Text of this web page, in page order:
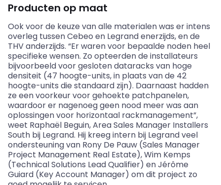
Producten op maat
Ook voor de keuze van alle materialen was er intens
overleg tussen Cebeo en Legrand enerzijds, en de
THV anderzijds. “Er waren voor bepaalde noden heel
specifieke wensen. Zo opteerden de installateurs
bijvoorbeeld voor gesloten dataracks van hoge
densiteit (47 hoogte-units, in plaats van de 42
hoogte-units die standaard zijn). Daarnaast hadden
ze een voorkeur voor gehoekte patchpanelen,
waardoor er nagenoeg geen nood meer was aan
oplossingen voor horizontaal rackmanagement”,
weet Raphaël Beguin, Area Sales Manager Installers
South bij Legrand. Hij kreeg intern bij Legrand veel
ondersteuning van Rony De Pauw (Sales Manager
Project Management Real Estate), Wim Kemps
(Technical Solutions Lead Qualifier) en Jérôme
Guiard (Key Account Manager) om dit project zo